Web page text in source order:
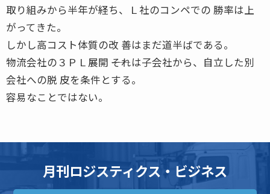
取り組みから半年が経ち、Ｌ社のコンペでの 勝率は上
がってきた。
しかし高コスト体質の改 善はまだ道半ばである。
物流会社の３ＰＬ展開 ――それは子会社から、自立した別
会社への脱 皮を条件とする。
容易なことではない。
月刊ロジスティクス・ビジネス